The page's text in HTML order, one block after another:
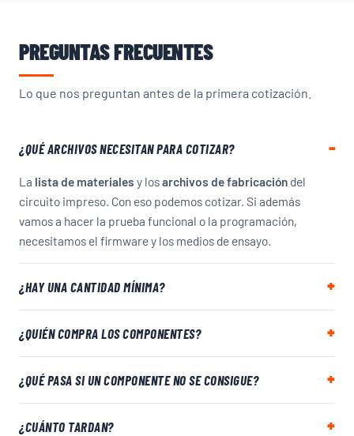
PREGUNTAS FRECUENTES
Lo que nos preguntan antes de la primera cotización.
¿QUÉ ARCHIVOS NECESITAN PARA COTIZAR?
La lista de materiales y losarchivos de fabricación del
circuito impreso. Con eso podemos cotizar. Si además
vamos a hacer la prueba funcional o la programación,
necesitamos el firmware y los medios de ensayo.
¿HAY UNA CANTIDAD MÍNIMA?
¿QUIÉN COMPRA LOS COMPONENTES?
¿QUÉ PASA SI UN COMPONENTE NO SE CONSIGUE?
¿CUÁNTO TARDAN?